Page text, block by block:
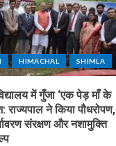
HIMACHAL SHIMLA
में गुँजा ‘एक पेड़ माँ के
राज्यपाल ने किया पौधरोपण,
संरक्षण और नशामुक्ति